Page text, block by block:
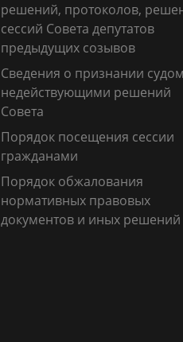
решений, протоколов,
сессий Совета депутатов
предыдущих созывов
Сведения о признании судом
недействующими решений
Совета
Порядок посещения сессии
гражданами
Порядок обжалования
нормативных правовых
документов и иных решений